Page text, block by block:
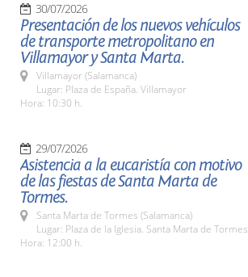
30/07/2026
Presentación de los nuevos vehículos
de transporte metropolitano en
Villamayor y Santa Marta.
Villamayor (Salamanca)
Lugar: Plaza de España. Villamayor
Hora: 10:30 h.
29/07/2026
Asistencia a la eucaristía con motivo
de las fiestas de Santa Marta de
Tormes.
Santa Marta de Tormes (Salamanca)
Lugar: Plaza de la Iglesia. Santa Marta de Tormes
Hora: 12:00 h.